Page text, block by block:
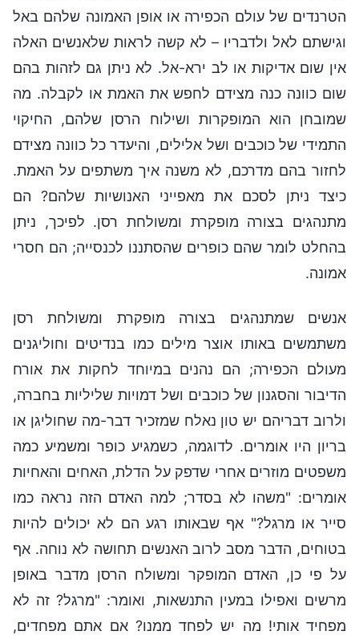
הטרנדים של עולם הכפירה או אופן האמונה שלהם באל
וגישתם לאל ולדבריו – לא קשה לראות שלאנשים האלה
אין שום אדיקות או לב ירא-אל. לא ניתן גם לזהות בהם
שום כוונה כנה מצידם לחפש את האמת או לקבלה. מה
שמובחן הוא המופקרות ושילוח הרסן שלהם, החיקוי
התמידי של כוכבים ושל אלילים, והיעדר כל כוונה מצידם
לחזור בהם מדרכם, לא משנה איך משתפים על האמת.
כיצד ניתן לסכם את מאפייני האנושיות שלהם? הם
מתנהגים בצורה מופקרת ומשולחת רסן. לפיכך, ניתן
בהחלט לומר שהם כופרים שהסתננו לכנסייה; הם חסרי
אמונה.
אנשים שמתנהגים בצורה מופקרת ומשולחת רסן
משתמשים באותו אוצר מילים כמו בנדיטים וחוליגנים
מעולם הכפירה; הם נהנים במיוחד לחקות את אורח
הדיבור והסגנון של כוכבים ושל דמויות שליליות בחברה,
ולרוב דבריהם יש טון נאלח שמזכיר דבר-מה שחוליגן או
בריון היו אומרים. לדוגמה, כשמגיע כופר ומשמיע כמה
משפטים מוזרים אחרי שדפק על הדלת, האחים והאחיות
אומרים: "משהו לא בסדר; למה האדם הזה נראה כמו
סייר או מרגל?" אף שבאותו רגע הם לא יכולים להיות
בטוחים, הדבר מסב לרוב האנשים תחושה לא נוחה. אף
על פי כן, האדם המופקר ומשולח הרסן מדבר באופן
מרשים ואפילו במעין התנשאות, ואומר: "מרגל? זה לא
מפחיד אותי! מה יש לפחד ממנו? אם אתם מפחדים,